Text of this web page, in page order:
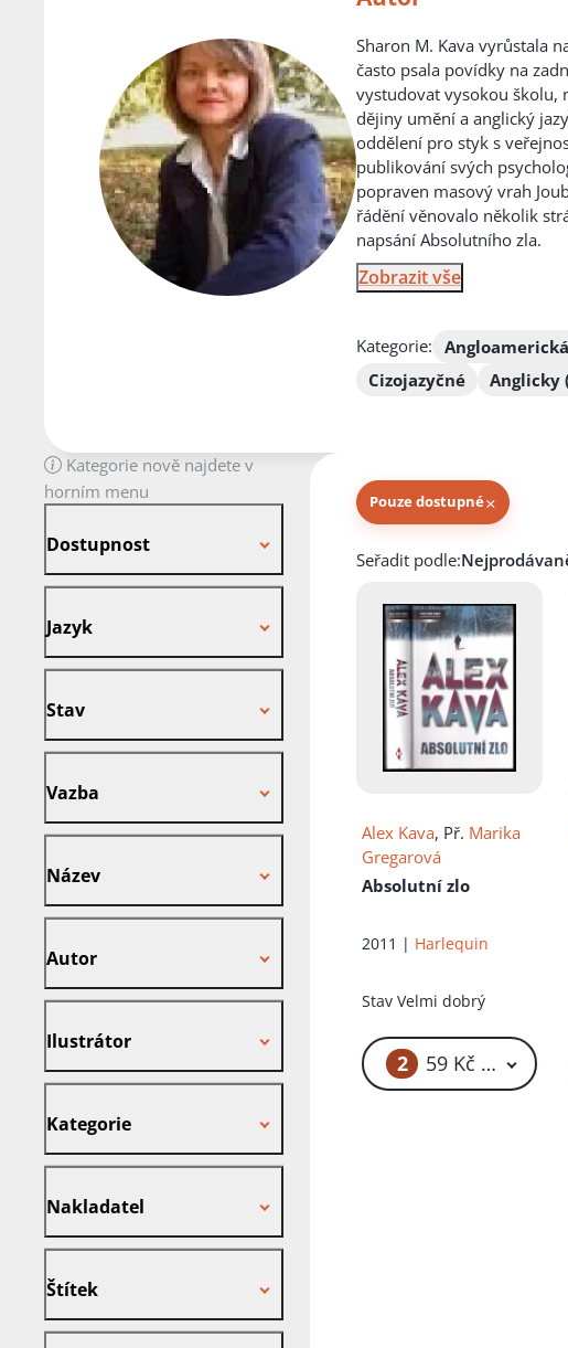
Sharon M. Kava vyrůstala
často psala povídky na
vystudovat vysokou školu,
dějiny umění a anglický
oddělení pro styk s
publikování svých
popraven masový vrah
řádění věnovalo několik
napsání Absolutního zla.
Zobrazit vše
Kategorie:
Cizojazyčné
Anglicky
Kategorie nově najdete v
horním menu
Dostupnost
Jazyk
Stav
Vazba
Název
Autor
Ilustrátor
Kategorie
Nakladatel
Štítek
Pouze dostupné×
Knihy autora
Seřadit podle:
Alex Kava, Př. Marika
Gregarová
Absolutní zlo
2011 | Harlequin
StavVelmi dobrý
2 59 Kč – 69 Kč